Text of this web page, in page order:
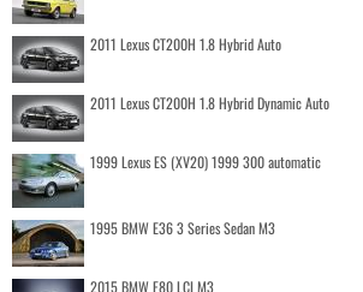
2011 Lexus CT200H 1.8 Hybrid Auto
2011 Lexus CT200H 1.8 Hybrid Dynamic Auto
1999 Lexus ES (XV20) 1999 300 automatic
1995 BMW E36 3 Series Sedan M3
2015 BMW F80 LCI M3